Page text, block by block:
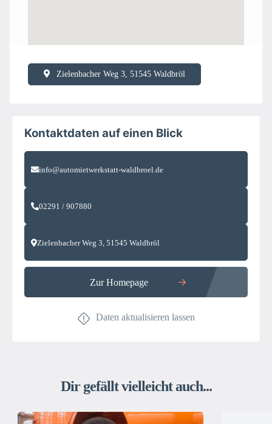
Zielenbacher Weg 3, 51545 Waldbröl
Kontaktdaten auf einen Blick
info@automietwerkstatt-waldbroel.de
02291 / 907880
Zielenbacher Weg 3, 51545 Waldbröl
Zur Homepage
Daten aktualisieren lassen
Dir gefällt vielleicht auch...